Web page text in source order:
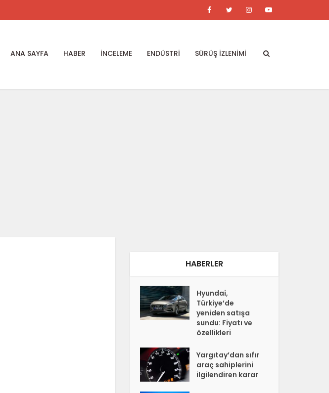
ANA SAYFA HABER İNCELEME ENDÜSTRİ SÜRÜŞ İZLENİMİ
HABERLER
Hyundai,
Türkiye’de
yeniden satışa
sundu: Fiyatı ve
özellikleri
Yargıtay’dan sıfır
araç sahiplerini
ilgilendiren karar